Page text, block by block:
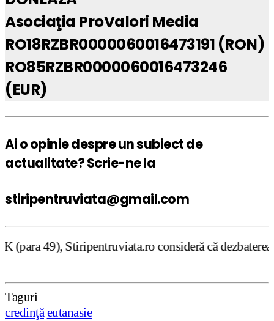
Asociaţia ProValori Media
RO18RZBR0000060016473191 (RON)
RO85RZBR0000060016473246
(EUR)
Ai o opinie despre un subiect de
actualitate? Scrie-ne la
stiripentruviata@gmail.com
consideră că dezbaterea onestă şi
Taguri
credinţă eutanasie